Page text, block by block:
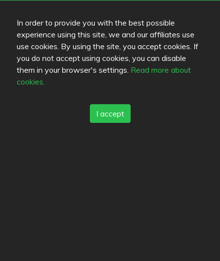
In order to provide you with the best possible
experience using this site, we and our affiliates use
use cookies. By using the site, you accept cookies. If
you do not accept using cookies, you can disable
them in your browser's settings. Read more about
cookies.
I accept
Bilder
Followers